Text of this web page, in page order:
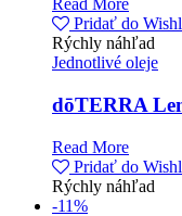
Read More
Pridať do
Rýchly náhľad
Jednotlivé oleje
dōTERRA
Read More
Pridať do
Rýchly náhľad
-11%